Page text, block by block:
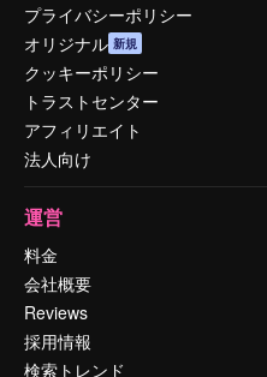
プライバシーポリシー
オリジナル 新規
クッキーポリシー
トラストセンター
アフィリエイト
法人向け
運営
料金
会社概要
Reviews
採用情報
検索トレンド